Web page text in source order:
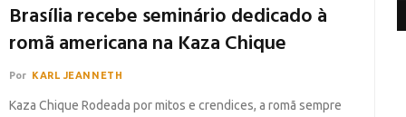
Brasília recebe seminário dedicado à
romã americana na Kaza Chique
Por KARL JEANNETH
Kaza Chique Rodeada por mitos e crendices, a romã sempre